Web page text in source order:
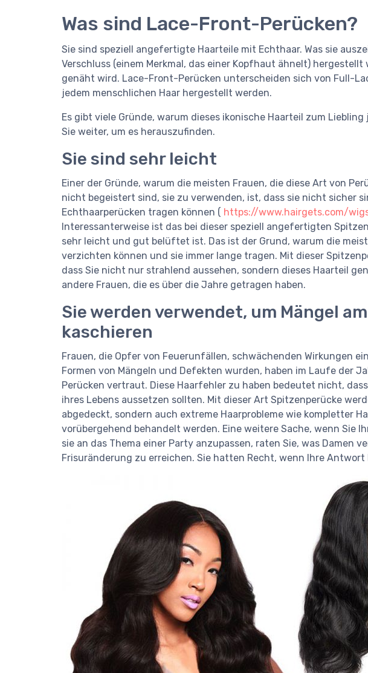
Was sind Lace-Front-Perücken?
Sie sind speziell angefertigte Haarteile mit Echthaar. Was sie
Verschluss (einem Merkmal, das einer Kopfhaut ähnelt) hergestellt
genäht wird. Lace-Front-Perücken unterscheiden sich von Full-
jedem menschlichen Haar hergestellt werden.
Es gibt viele Gründe, warum dieses ikonische Haarteil zum
Sie weiter, um es herauszufinden.
Sie sind sehr leicht
Einer der Gründe, warum die meisten Frauen, die diese Art von
nicht begeistert sind, sie zu verwenden, ist, dass sie nicht sicher
Echthaarperücken tragen können ( https://www.hairgets.com/
Interessanterweise ist das bei dieser speziell angefertigten
sehr leicht und gut belüftet ist. Das ist der Grund, warum die
verzichten können und sie immer lange tragen. Mit dieser
dass Sie nicht nur strahlend aussehen, sondern dieses Haarteil
andere Frauen, die es über die Jahre getragen haben.
Sie werden verwendet, um Mängel
kaschieren
Frauen, die Opfer von Feuerunfällen, schwächenden Wirkungen
Formen von Mängeln und Defekten wurden, haben im Laufe der
Perücken vertraut. Diese Haarfehler zu haben bedeutet nicht,
ihres Lebens aussetzen sollten. Mit dieser Art Spitzenperücke
abgedeckt, sondern auch extreme Haarprobleme wie kompletter
vorübergehend behandelt werden. Eine weitere Sache, wenn Sie
sie an das Thema einer Party anzupassen, raten Sie, was Damen
Frisuränderung zu erreichen. Sie hatten Recht, wenn Ihre